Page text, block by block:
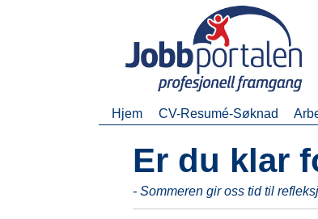
Hjem CV-Resumé-Søknad
Er du klar
- Sommeren gir oss tid til